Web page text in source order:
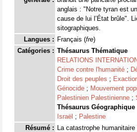
anglais : "Notre tyran est
cause de lui l’État brûle".
sitographiques.
Langues : Français (fre)
Catégories : Thésaurus Thématique
RELATIONS
Crime contre l'humanité ;
Droit des peuples ;
Génocide ; Mouvement
Palestinien Palestinienne ;
Thésaurus Géographique
Israël ; Palestine
Résumé : La catastrophe